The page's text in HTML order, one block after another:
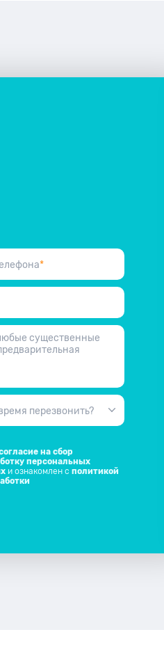
*
существенные
перезвонить?
на сбор
персональных
и ознакомлен с политикой